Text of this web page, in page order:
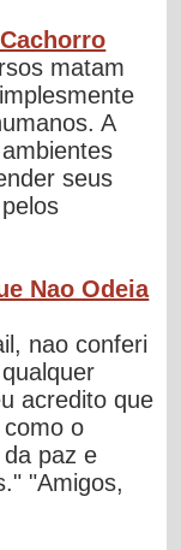
matam
A
seus
Nao Odeia
nao conferi
acredito que
o
paz e
"Amigos,